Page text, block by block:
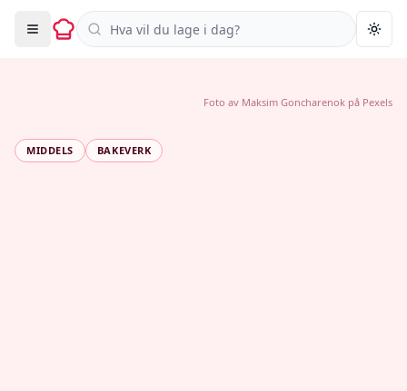
Søk i oppskrifter
MIDDELS BAKEVERK
Foto av Maksim Goncharenok på Pexels